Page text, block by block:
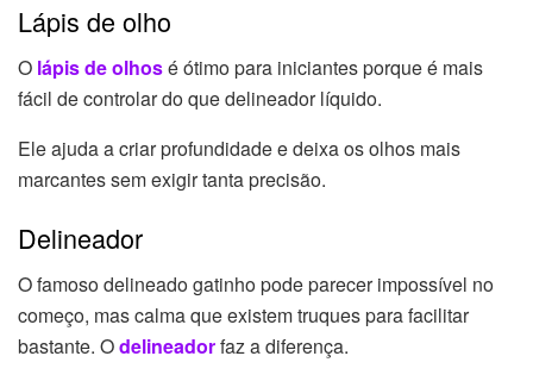
Lápis de olho
O lápis de olhosé ótimo para iniciantes porque é mais
fácil de controlar do que delineador líquido.
Ele ajuda a criar profundidade e deixa os olhos mais
marcantes sem exigir tanta precisão.
Delineador
O famoso delineado gatinho pode parecer impossível no
começo, mas calma que existem truques para facilitar
bastante. Odelineadorfaz a diferença.